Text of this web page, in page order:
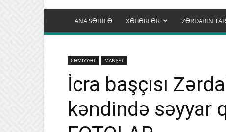
ANA SƏHİFƏ XƏBƏRLƏR ZƏRDABIN
CƏMİYYƏT MANŞET
İcra başçısı
kəndində səyyar